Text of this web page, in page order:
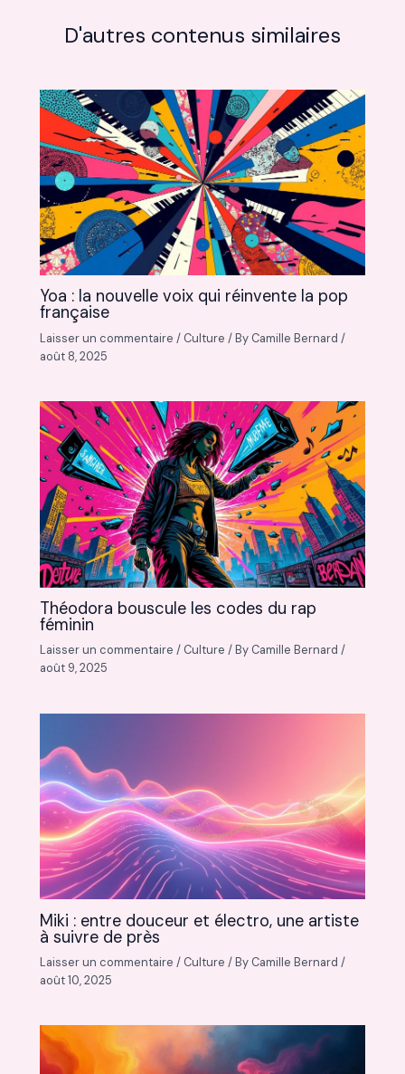
D'autres contenus similaires
Yoa : la nouvelle voix qui réinvente la pop
française
Laisser un commentaire / Culture / By Camille Bernard/
août 8, 2025
Théodora bouscule les codes du rap
féminin
Laisser un commentaire / Culture / By Camille Bernard/
août 9, 2025
Miki : entre douceur et électro, une artiste
à suivre de près
Laisser un commentaire / Culture / By Camille Bernard/
août 10, 2025